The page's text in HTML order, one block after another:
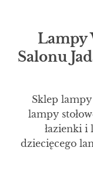
Lampy
Salonu
Sklep
lampy
łazienki i
dziecięcego